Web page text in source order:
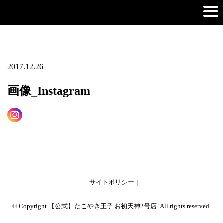
2017.12.26
画像_Instagram
サイトポリシー
© Copyright 【公式】たこやき王子 お初天神2号店. All rights reserved.